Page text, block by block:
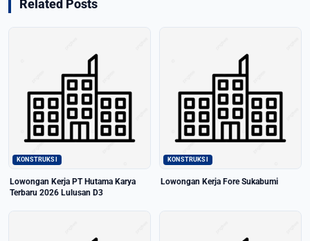
Related Posts
KONSTRUKSI
Lowongan Kerja PT Hutama Karya
Terbaru 2026 Lulusan D3
KONSTRUKSI
Lowongan Kerja Fore Sukabumi